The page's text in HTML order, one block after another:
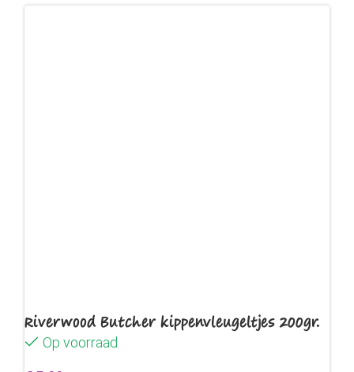
Riverwood Butcher kippenvleugeltjes 200gr.
Op voorraad